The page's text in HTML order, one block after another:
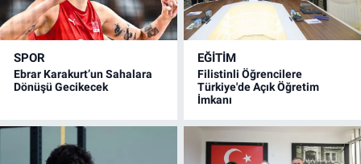
SPOR
Ebrar Karakurt’un Sahalara
Dönüşü Gecikecek
EĞİTİM
Filistinli Öğrencilere
Türkiye'de Açık Öğretim
İmkanı